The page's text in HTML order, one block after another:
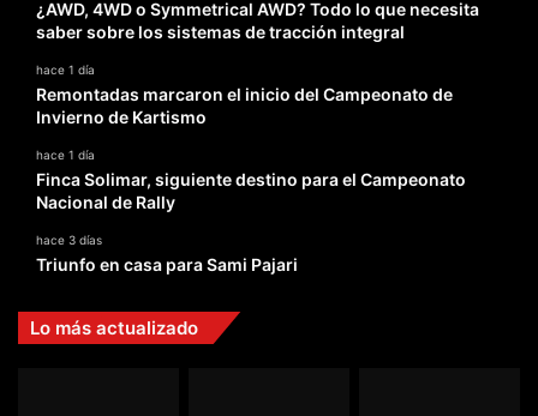
¿AWD, 4WD o Symmetrical AWD? Todo lo que necesita
saber sobre los sistemas de tracción integral
hace 1 día
Remontadas marcaron el inicio del Campeonato de
Invierno de Kartismo
hace 1 día
Finca Solimar, siguiente destino para el Campeonato
Nacional de Rally
hace 3 días
Triunfo en casa para Sami Pajari
Lo más actualizado